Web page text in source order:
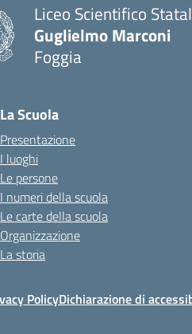
Liceo Scientifico
Guglielmo Marconi
Foggia
La Scuola
Presentazione
I luoghi
Le persone
I numeri della scuola
Le carte della scuola
Organizzazione
La storia
PolicyDichiarazione di